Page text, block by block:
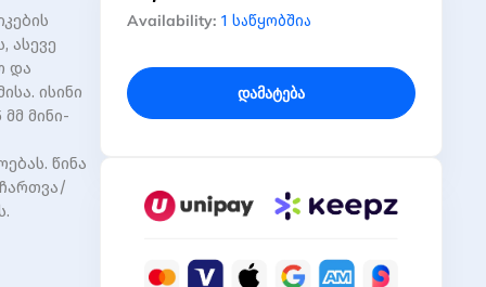
ასევე
და
ისინი
მინი-
წინა
Availability: 1 საწყობშია
რაოდენობა:
SVEN
312,
black
Დამატება